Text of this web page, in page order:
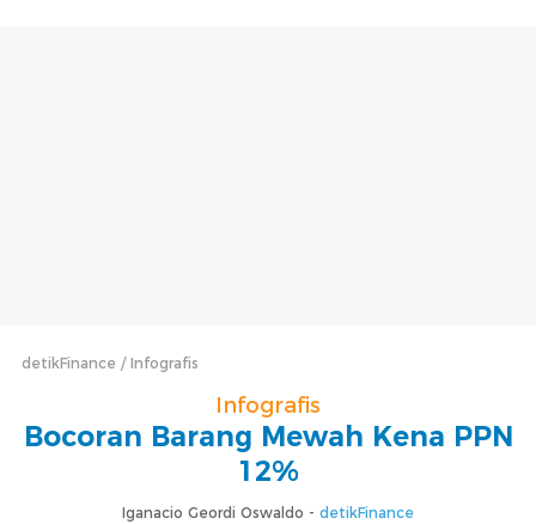
detikFinance Infografis
Infografis
Bocoran Barang Mewah Kena PPN
12%
Iganacio Geordi Oswaldo - detikFinance